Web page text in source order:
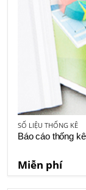
SỐ LIỆU THỐNG KÊ
Báo cáo thống
Miễn phí